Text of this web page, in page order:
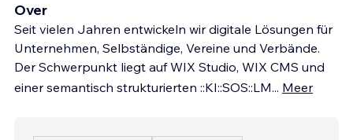
Over
Seit vielen Jahren entwickeln wir digitale Lösungen für
Unternehmen, Selbständige, Vereine und Verbände.
Der Schwerpunkt liegt auf WIX Studio, WIX CMS und
einer semantisch strukturierten ::KI::SOS::LM... Meer